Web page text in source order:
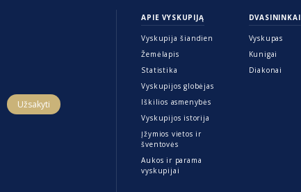
APIE VYSKUPIJĄ
Vyskupija šiandien
Žemėlapis
Statistika
Vyskupijos globėjas
Iškilios asmenybės
Vyskupijos istorija
Įžymios vietos ir
šventovės
Aukos ir parama
vyskupijai
DVASININKAI
Vyskupas
Kunigai
Diakonai